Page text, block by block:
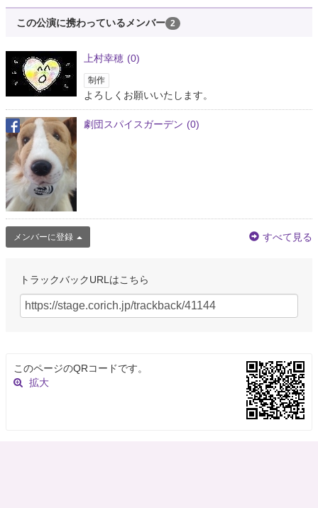
この公演に携わっているメンバー 2
上村幸穂 (0)
制作
よろしくお願いいたします。
劇団スパイスガーデン (0)
メンバーに登録 すべて見る
トラックバックURLはこちら
このページのQRコードです。
拡大